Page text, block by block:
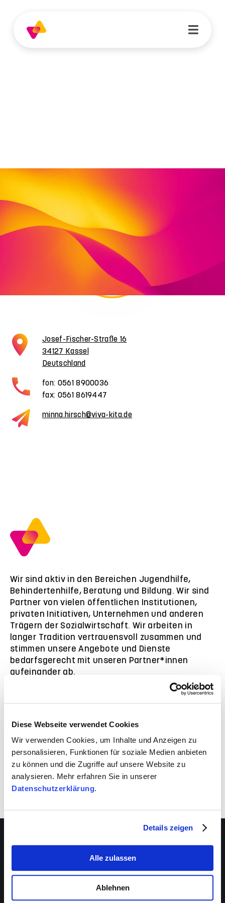
Diese Webseite verwendet Cookies
Wir verwenden Cookies, um Inhalte und Anzeigen zu
personalisieren, Funktionen für soziale Medien anbieten
zu können und die Zugriffe auf unsere Website zu
analysieren. Mehr erfahren Sie in unserer
Datenschutzerklärung.
Details zeigen
Alle zulassen
Ablehnen
Josef-Fischer-Straße 16
34127 Kassel
Deutschland
fon: 0561 8900036
fax: 0561 8619447
minna.hirsch@viva-kita.de
Wir sind aktiv in den Bereichen Jugendhilfe,
Behindertenhilfe, Beratung und Bildung. Wir sind
Partner von vielen öffentlichen Institutionen,
privaten Initiativen, Unternehmen und anderen
Trägern der Sozialwirtschaft. Wir arbeiten in
langer Tradition vertrauensvoll zusammen und
stimmen unsere Angebote und Dienste
bedarfsgerecht mit unseren Partner*innen
aufeinander ab.
VIVA schafft auch für dich Entwicklungsräume.
Über VIVA